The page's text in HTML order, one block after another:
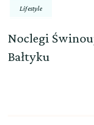
Lifestyle
Noclegi
Bałtyku